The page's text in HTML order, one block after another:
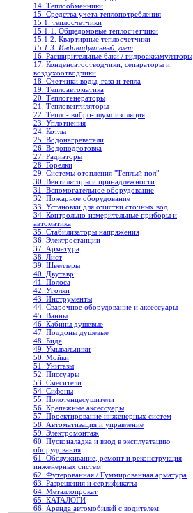
14. Теплообменники
15. Средства учета теплопотребления
15.1. теплосчетчики
15.1.1. Общедомовые теплосчетчики
15.1.2. Квартирные теплосчетчики
15.1.3. Индивидуальный учет
16. Расширительные баки / гидроаккамуляторы
17. Конденсатоотводчики, сепараторы и
воздухоотводчики
18. Счетчики воды, газа и тепла
19. Теплоавтоматика
20. Теплогенераторы
21. Тепловентиляторы
22. Тепло- вибро- шумоизоляция
23. Уплотнения
24. Котлы
25. Водонагреватели
26. Водоподготовка
27. Радиаторы
28. Горелки
29. Системы отопления "Теплый пол"
30. Вентиляторы и принадлежности
31. Вспомогательное оборудование
32. Пожарное оборудование
33. Установки для очистки сточных вод
34. Контрольно-измерительные приборы и
автоматика
35. Стабилизаторы напряжения
36. Электростанции
37. Арматура
38. Лист
39. Швеллеры
40. Двутавр
41. Полоса
42. Уголки
43. Инструменты
44. Сварочное оборудование и аксессуары
45. Ванны
46. Кабины душевые
47. Поддоны душевые
48. Биде
49. Умывальники
50. Мойки
51. Унитазы
52. Писсуары
53. Смесители
54. Сифоны
55. Полотенцесушители
56. Крепежные аксессуары
57. Проектирование инженерных систем
58. Автоматизация и управление
59. Электромонтаж
60. Пусконаладка и ввод в эксплуатацию
оборудования
61. Обслуживание, ремонт и реконструкция
инженерных систем
62. Футерованная / Гуммированная арматура
63. Разрешения и сертификаты
64. Металлопрокат
65. КАТАЛОГИ
66. Аренда автомобилей с водителем.